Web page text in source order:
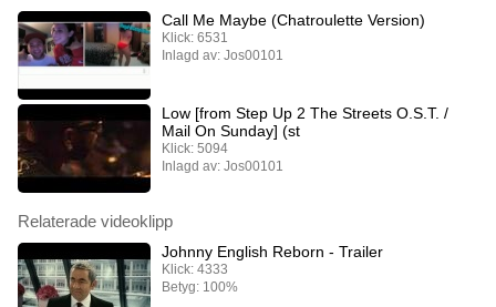
Call Me Maybe (Chatroulette Version)
Klick: 6531
Inlagd av: Jos00101
Low [from Step Up 2 The Streets O.S.T. /
Mail On Sunday] (st
Klick: 5094
Inlagd av: Jos00101
Relaterade videoklipp
Johnny English Reborn - Trailer
Klick: 4333
Betyg: 100%